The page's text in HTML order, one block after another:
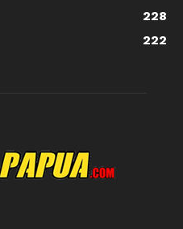
228
222